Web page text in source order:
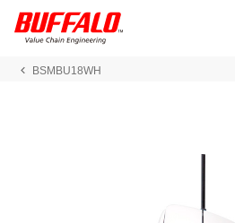
BSMBU18WH